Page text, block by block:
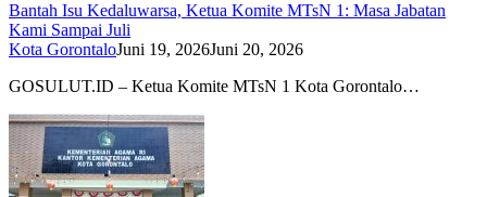
Bantah Isu Kedaluwarsa, Ketua Komite MTsN 1: Masa Jabatan
Kami Sampai Juli
Kota GorontaloJuni 19, 2026Juni 20, 2026
GOSULUT.ID – Ketua Komite MTsN 1 Kota Gorontalo…